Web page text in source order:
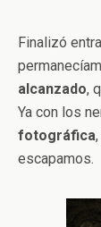
Finalizó
alcanzado,
Ya con los
fotográfica
escapamos.